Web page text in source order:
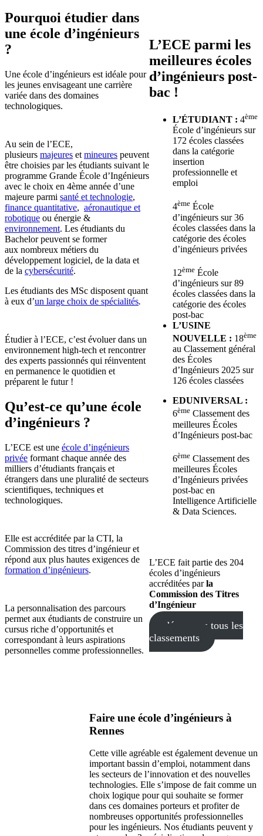
Pourquoi étudier dans
une école d’ingénieurs
?
Une école d’ingénieurs est idéale pour
les jeunes envisageant une carrière
variée dans des domaines
technologiques.
Au sein de l’ECE,
plusieurs majeures et mineures peuvent
être choisies par les étudiants suivant le
programme Grande École d’Ingénieurs
avec le choix en 4ème année d’une
majeure parmi santé et technologie,
finance quantitative, aéronautique et
robotique ou énergie &
environnement. Les étudiants du
Bachelor peuvent se former
aux nombreux métiers du
développement logiciel, de la data et
de la cybersécurité.
Les étudiants des MSc disposent quant
à eux d’un large choix de spécialités.
Étudier à l’ECE, c’est évoluer dans un
environnement high-tech et rencontrer
des experts passionnés qui réinventent
en permanence le quotidien et
préparent le futur !
Qu’est-ce qu’une école
d’ingénieurs ?
L’ECE est une école d’ingénieurs
privée formant chaque année des
milliers d’étudiants français et
étrangers dans une pluralité de secteurs
scientifiques, techniques et
technologiques.
Elle est accréditée par la CTI, la
Commission des titres d’ingénieur et
répond aux plus hautes exigences de
formation d’ingénieurs.
La personnalisation des parcours
permet aux étudiants de construire un
cursus riche d’opportunités et
correspondant à leurs aspirations
personnelles comme professionnelles.
L’ECE parmi les
meilleures écoles
d’ingénieurs post-
bac !
L’ÉTUDIANT : 4ème
École d’ingénieurs sur
172 écoles classées
dans la catégorie
insertion
professionnelle et
emploi
4ème École
d’ingénieurs sur 36
écoles classées dans la
catégorie des écoles
d’ingénieurs privées
12ème École
d’ingénieurs sur 89
écoles classées dans la
catégorie des écoles
post-bac
L’USINE
NOUVELLE : 18ème
au Classement général
des Écoles
d’Ingénieurs 2025 sur
126 écoles classées
EDUNIVERSAL :
6ème Classement des
meilleures Écoles
d’Ingénieurs post-bac
6ème Classement des
meilleures Écoles
d’Ingénieurs privées
post-bac en
Intelligence Artificielle
& Data Sciences.
L’ECE fait partie des 204
écoles d’ingénieurs
accréditées parla
Commission des Titres
d’Ingénieur
découvrez tous les
classements
Faire une école d’ingénieurs à
Rennes
Cette ville agréable est également devenue un
important bassin d’emploi, notamment dans
les secteurs de l’innovation et des nouvelles
technologies. Elle s’impose de fait comme un
choix logique pour qui souhaite se former
dans ces domaines porteurs et profiter de
nombreuses opportunités professionnelles
pour les ingénieurs. Nos étudiants peuvent y